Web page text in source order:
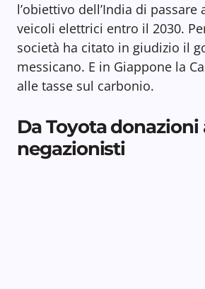
l’obiettivo dell’India di passare
veicoli elettrici entro il 2030.
società ha citato in giudizio il
messicano. E in Giappone la
alle tasse sul carbonio.
Da Toyota
negazionisti